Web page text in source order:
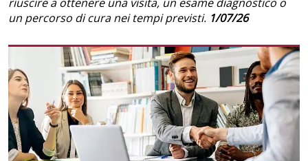
riuscire a ottenere una visita, un esame diagnostico o
un percorso di cura nei tempi previsti. 1/07/26